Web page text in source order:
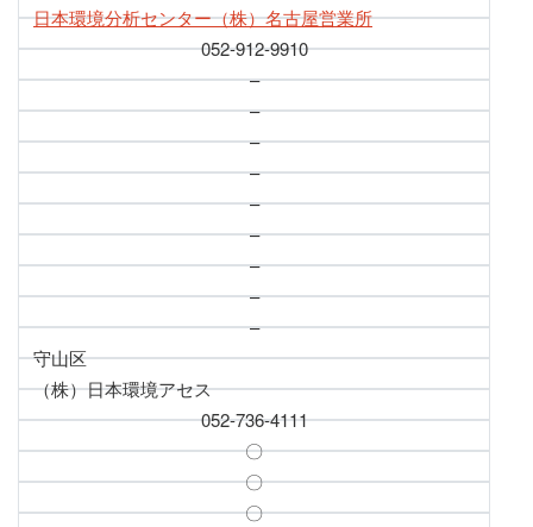
日本環境分析センター（株）名古屋営業所
052-912-9910
–
–
–
–
–
–
–
–
–
守山区
（株）日本環境アセス
052-736-4111
〇
〇
〇